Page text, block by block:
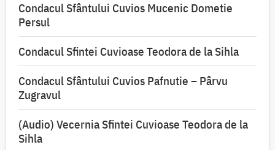
Condacul Sfântului Cuvios Mucenic Dometie
Persul
Condacul Sfintei Cuvioase Teodora de la Sihla
Condacul Sfântului Cuvios Pafnutie – Pârvu
Zugravul
(Audio) Vecernia Sfintei Cuvioase Teodora de la
Sihla